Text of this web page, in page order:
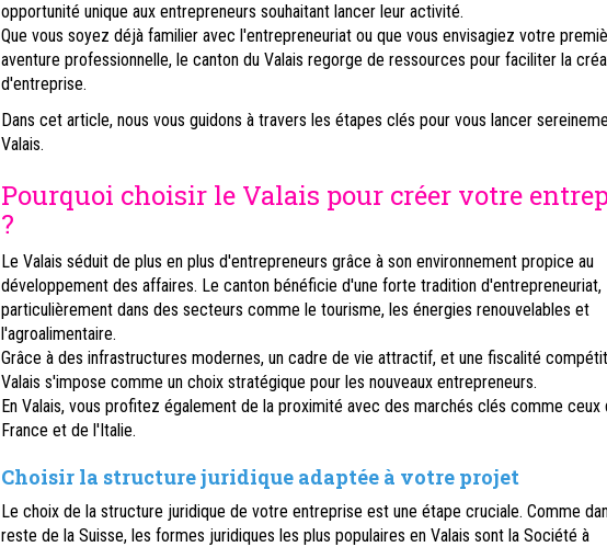
opportunité unique aux entrepreneurs souhaitant lancer leur activité.
Que vous soyez déjà familier avec l'entrepreneuriat ou que vous envisagiez votre
aventure professionnelle, le canton du Valais regorge de ressources pour faciliter la
d'entreprise.
Dans cet article, nous vous guidons à travers les étapes clés pour vous lancer
Valais.
Pourquoi choisir le Valais pour créer votre
?
Le Valais séduit de plus en plus d'entrepreneurs grâce à son environnement propice au
développement des affaires. Le canton bénéficie d'une forte tradition d'entrepreneuriat,
particulièrement dans des secteurs comme le tourisme, les énergies renouvelables et
l'agroalimentaire.
Grâce à des infrastructures modernes, un cadre de vie attractif, et une fiscalité
Valais s'impose comme un choix stratégique pour les nouveaux entrepreneurs.
En Valais, vous profitez également de la proximité avec des marchés clés comme ceux
France et de l'Italie.
Choisir la structure juridique adaptée à votre projet
Le choix de la structure juridique de votre entreprise est une étape cruciale. Comme
reste de la Suisse, les formes juridiques les plus populaires en Valais sont la Société à